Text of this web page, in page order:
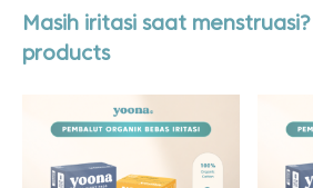
Masih iritasi saat
products